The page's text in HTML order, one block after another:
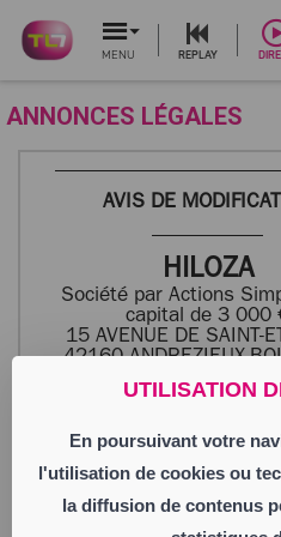
UTILISATION
En poursuivant votre
l'utilisation de cookies ou
la diffusion de contenus
MENU REPLAY
ANNONCES LÉGALES
AVIS DE
HILOZA
Société par Actions
capital de 3 000
15 AVENUE DE SAINT-
42160 ANDREZIEUX-
891 590 119 RCS
Aux termes d’une décision
Unique en date du 01/06/
société HILOZA, SASU
3 000 euros, sise 15